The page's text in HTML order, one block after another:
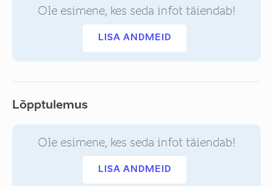
Ole esimene, kes seda infot täiendab!
LISA ANDMEID
Lõpptulemus
Ole esimene, kes seda infot täiendab!
LISA ANDMEID